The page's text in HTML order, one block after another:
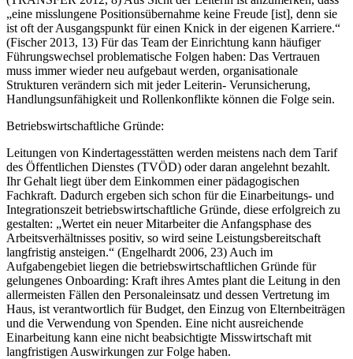
„eine misslungene Positionsübernahme keine Freude [ist], denn sie
ist oft der Ausgangspunkt für einen Knick in der eigenen Karriere.“
(Fischer 2013, 13) Für das Team der Einrichtung kann häufiger
Führungswechsel problematische Folgen haben: Das Vertrauen
muss immer wieder neu aufgebaut werden, organisationale
Strukturen verändern sich mit jeder Leiterin- Verunsicherung,
Handlungsunfähigkeit und Rollenkonflikte können die Folge sein.
Betriebswirtschaftliche Gründe:
Leitungen von Kindertagesstätten werden meistens nach dem Tarif
des Öffentlichen Dienstes (TVÖD) oder daran angelehnt bezahlt.
Ihr Gehalt liegt über dem Einkommen einer pädagogischen
Fachkraft. Dadurch ergeben sich schon für die Einarbeitungs- und
Integrationszeit betriebswirtschaftliche Gründe, diese erfolgreich zu
gestalten: „Wertet ein neuer Mitarbeiter die Anfangsphase des
Arbeitsverhältnisses positiv, so wird seine Leistungsbereitschaft
langfristig ansteigen.“ (Engelhardt 2006, 23) Auch im
Aufgabengebiet liegen die betriebswirtschaftlichen Gründe für
gelungenes Onboarding: Kraft ihres Amtes plant die Leitung in den
allermeisten Fällen den Personaleinsatz und dessen Vertretung im
Haus, ist verantwortlich für Budget, den Einzug von Elternbeiträgen
und die Verwendung von Spenden. Eine nicht ausreichende
Einarbeitung kann eine nicht beabsichtigte Misswirtschaft mit
langfristigen Auswirkungen zur Folge haben.